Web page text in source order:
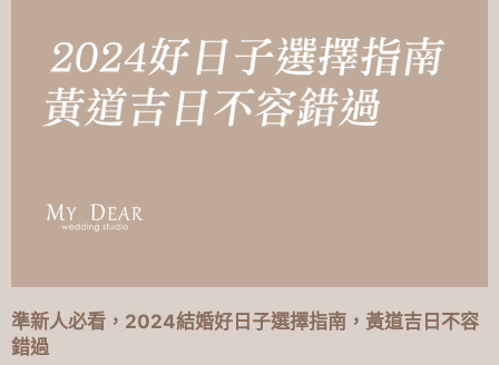
準新人必看，2024結婚好日子選擇指南，黃道吉日不容
錯過